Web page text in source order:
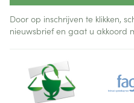
Door op inschrijven te klikken,
nieuwsbrief en gaat u akkoord